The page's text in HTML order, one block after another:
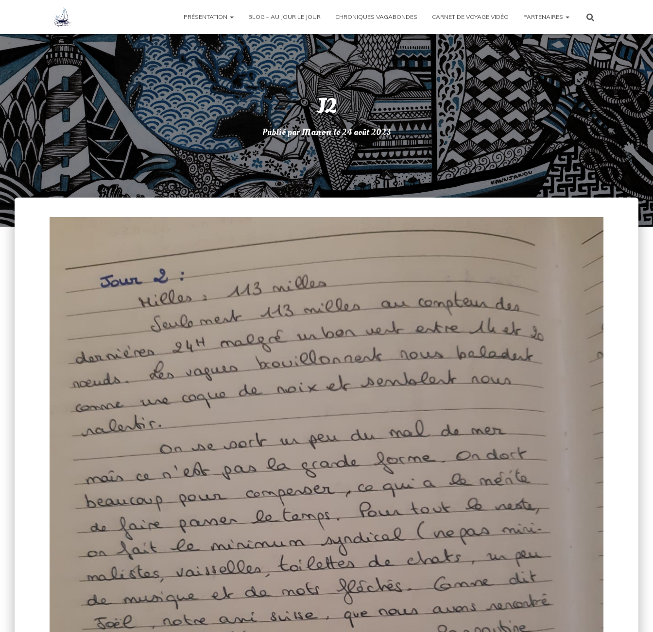
PRÉSENTATION BLOG – AU JOUR LE JOUR CHRONIQUES VAGABONDES CARNET DE VOYAGE VIDÉO PARTENAIRES
J2
Publié parManonle24 août 2023